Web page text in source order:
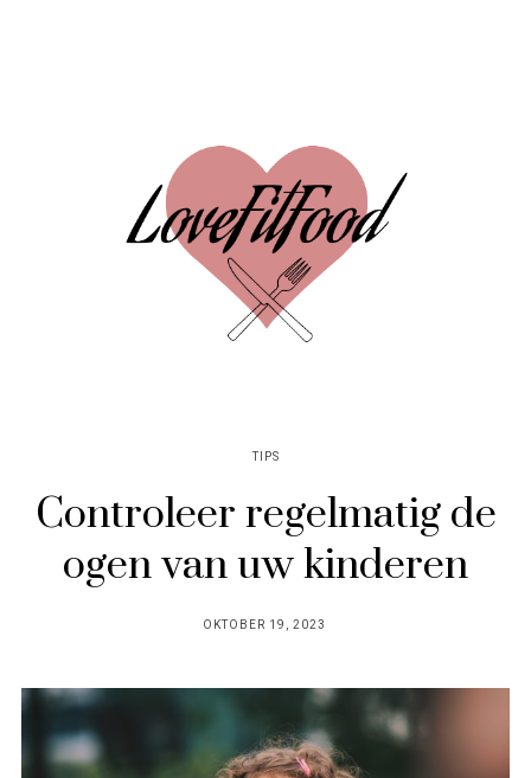
TIPS
Controleer regelmatig de
ogen van uw kinderen
POSTED
OKTOBER 19, 2023